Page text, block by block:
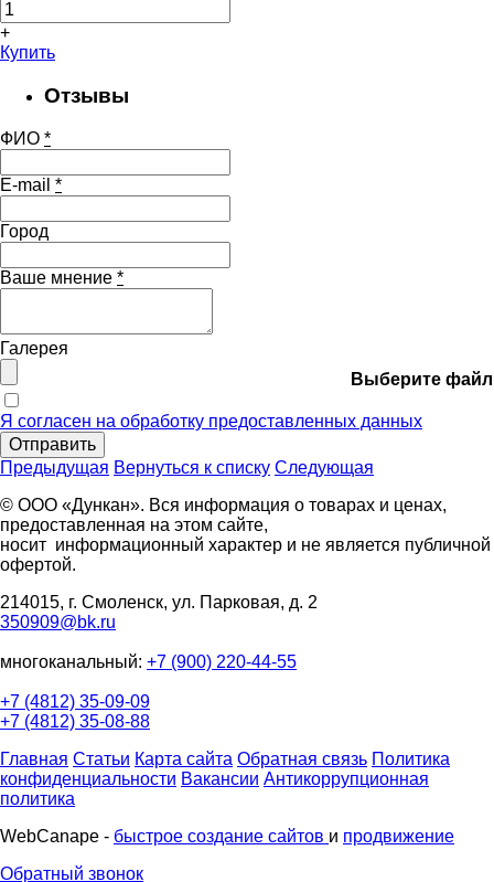
+
Купить
Отзывы
ФИО *
E-mail *
Город
Ваше мнение *
Галерея
Выберите файл
Я согласен на обработку предоставленных данных
Отправить
Предыдущая Вернуться к списку Следующая
© ООО «Дункан». Вся информация о товарах и ценах,
предоставленная на этом сайте,
носит информационный характер и не является публичной
офертой.
214015, г. Смоленск, ул. Парковая, д. 2
350909@bk.ru
многоканальный: +7 (900) 220-44-55
+7 (4812) 35-09-09
+7 (4812) 35-08-88
Главная Статьи Карта сайта Обратная связь Политика
конфиденциальности Вакансии Антикоррупционная
политика
WebCanape - быстрое создание сайтов и продвижение
Обратный звонок